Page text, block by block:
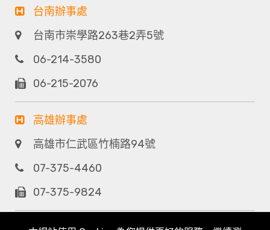
台南辦事處
台南市崇學路263巷2弄5號
06-214-3580
06-215-2076
高雄辦事處
高雄市仁武區竹楠路94號
07-375-4460
07-375-9824